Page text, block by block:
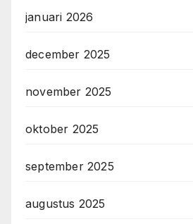
januari 2026
december 2025
november 2025
oktober 2025
september 2025
augustus 2025